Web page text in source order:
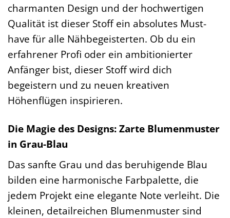
charmanten Design und der hochwertigen
Qualität ist dieser Stoff ein absolutes Must-
have für alle Nähbegeisterten. Ob du ein
erfahrener Profi oder ein ambitionierter
Anfänger bist, dieser Stoff wird dich
begeistern und zu neuen kreativen
Höhenflügen inspirieren.
Die Magie des Designs: Zarte Blumenmuster
in Grau-Blau
Das sanfte Grau und das beruhigende Blau
bilden eine harmonische Farbpalette, die
jedem Projekt eine elegante Note verleiht. Die
kleinen, detailreichen Blumenmuster sind